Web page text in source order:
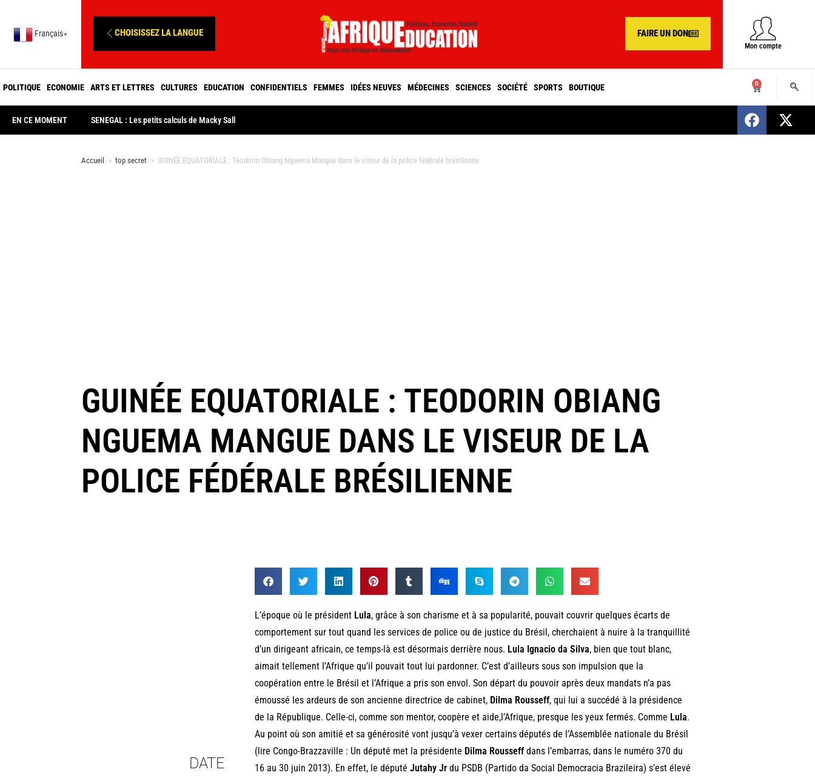
Français ▼ CHOISISSEZ LA LANGUE FAIRE UN DON
Mon compte
POLITIQUE ECONOMIE ARTS ET LETTRES CULTURES EDUCATION CONFIDENTIELS FEMMES IDÉES NEUVES MÉDECINES SCIENCES SOCIÉTÉ SPORTS BOUTIQUE 0
EN CE MOMENT SENEGAL : Les petits calculs de Macky Sall SENEGAL : Nomination d’un nouveau
Accueil > top secret > GUINÉE EQUATORIALE : Teodorin Obiang Nguema Mangue dans le viseur de la police fédérale brésilienne
GUINÉE EQUATORIALE : TEODORIN OBIANG
NGUEMA MANGUE DANS LE VISEUR DE LA
POLICE FÉDÉRALE BRÉSILIENNE
DATE
L’époque où le président Lula, grâce à son charisme et à sa popularité, pouvait couvrir quelques écarts de
comportement sur tout quand les services de police ou de justice du Brésil, cherchaient à nuire à la tranquillité
d’un dirigeant africain, ce temps-là est désormais derrière nous. Lula Ignacio da Silva, bien que tout blanc,
aimait tellement l’Afrique qu’il pouvait tout lui pardonner. C’est d’ailleurs sous son impulsion que la
coopération entre le Brésil et l’Afrique a pris son envol. Son départ du pouvoir après deux mandats n’a pas
émoussé les ardeurs de son ancienne directrice de cabinet, Dilma Rousseff, qui lui a succédé à la présidence
de la République. Celle-ci, comme son mentor, coopère et aide,l’Afrique, presque les yeux fermés. Comme Lula.
Au point où son amitié et sa générosité vont jusqu’à vexer certains députés de l’Assemblée nationale du Brésil
(lire Congo-Brazzaville : Un député met la présidente Dilma Rousseffdans l’embarras, dans le numéro 370 du
16 au 30 juin 2013). En effet, le député Jutahy Jrdu PSDB (Partido da Social Democracia Brazileira) s’est élevé